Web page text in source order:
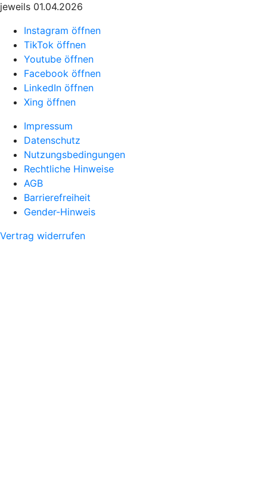
jeweils 01.04.2026
Instagram öffnen
TikTok öffnen
Youtube öffnen
Facebook öffnen
LinkedIn öffnen
Xing öffnen
Impressum
Datenschutz
Nutzungsbedingungen
Rechtliche Hinweise
AGB
Barrierefreiheit
Gender-Hinweis
Vertrag widerrufen